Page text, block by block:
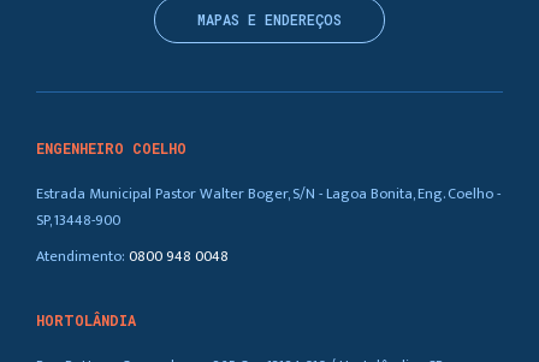
ENGENHEIRO COELHO
Estrada Municipal Pastor Walter Boger, S/N - Lagoa Bonita, Eng. Coelho -
SP, 13448-900
Atendimento:0800 948 0048
HORTOLÂNDIA
MAPAS E ENDEREÇOS